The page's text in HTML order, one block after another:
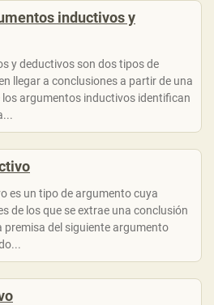
inductivos y
y deductivos son dos tipos de
llegar a conclusiones a partir de una
los argumentos inductivos identifican
es un tipo de argumento cuya
de los que se extrae una conclusión
premisa del siguiente argumento